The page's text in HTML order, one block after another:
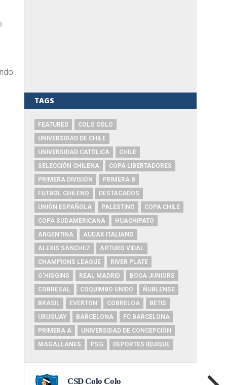
TAGS
FEATURED
COLO COLO
UNIVERSIDAD DE CHILE
UNIVERSIDAD CATÓLICA
CHILE
SELECCIÓN CHILENA
COPA LIBERTADORES
PRIMERA DIVISIÓN
PRIMERA B
FUTBOL CHILENO
DESTACADOS
UNIÓN ESPAÑOLA
PALESTINO
COPA CHILE
COPA SUDAMERICANA
HUACHIPATO
ARGENTINA
AUDAX ITALIANO
ALEXIS SÁNCHEZ
ARTURO VIDAL
CHAMPIONS LEAGUE
RIVER PLATE
O'HIGGINS
REAL MADRID
BOCA JUNIORS
COBRESAL
COQUIMBO UNIDO
ÑUBLENSE
BRASIL
EVERTON COBRELOA
BETIS
URUGUAY
BARCELONA
FC BARCELONA
PRIMERA A
UNIVERSIDAD DE CONCEPCIÓN
MAGALLANES
PSG DEPORTES IQUIQUE